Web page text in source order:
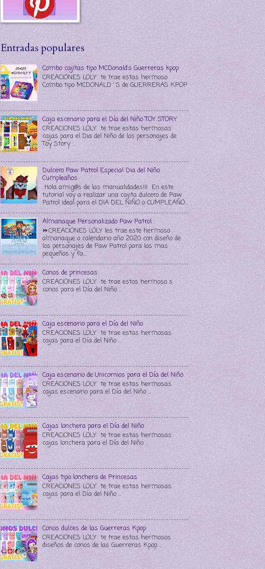
Entradas populares
Combo cajitas tipo MCDonald's Guerreras kpop
CREACIONES LOLY te trae estas hermoso
Combo tipo MCDONALD´S de GUERRERAS KPOP
...
Caja escenario para el Día del Niño TOY STORY
CREACIONES LOLY te trae estas hermosas
cajas para el Dia del Niño de los personajes de
Toy Story ...
Dulcero Paw Patrol Especial Dia del Niño
Cumpleaños
Hola amig@s de las manualidades!!! En este
tutorial voy a realizar una cajita dulcero de Paw
Patrol ideal para el DIA DEL NIÑO o CUMPLEAÑO...
Almanaque Personalizado Paw Patrol
⏩CREACIONES LOLY les trae este hermoso
almanaque o calendario año 2020 con diseño de
los personajes de Paw Patrol para los mas
pequeños y fa...
Conos de princesas
CREACIONES LOLY te trae estos hermoso s
conos para el Día del Niño ...
Caja escenario para el Día del Niño
CREACIONES LOLY te trae estas hermosas
cajas para el Día del Niño ...
Caja escenario de Unicornios para el Día del Niño
CREACIONES LOLY te trae estas hermosas
cajas escenario para el Día del Niño ...
Cajas lonchera para el Día del Niño
CREACIONES LOLY te trae estas hermosas
cajas lonchera para el Día del Niño ...
Cajas tipo lonchera de Princesas
CREACIONES LOLY te trae estas hermosas
cajas para el Día del Niño ...
Conos dulces de las Guerreras Kpop
CREACIONES LOLY te trae estas hermosos
diseños de conos de las Guerreras Kpop ...